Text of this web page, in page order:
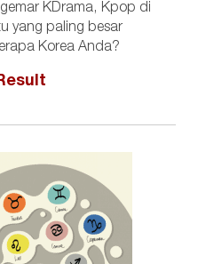
KDrama, Kpop di
yang paling besar
Korea Anda?